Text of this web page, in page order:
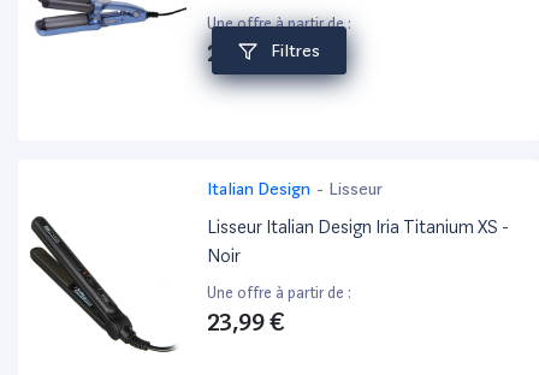
Filtres
Une offre à partir de :
29,99 €
Italian Design - Lisseur
Lisseur Italian Design Iria Titanium XS -
Noir
Une offre à partir de :
23,99 €